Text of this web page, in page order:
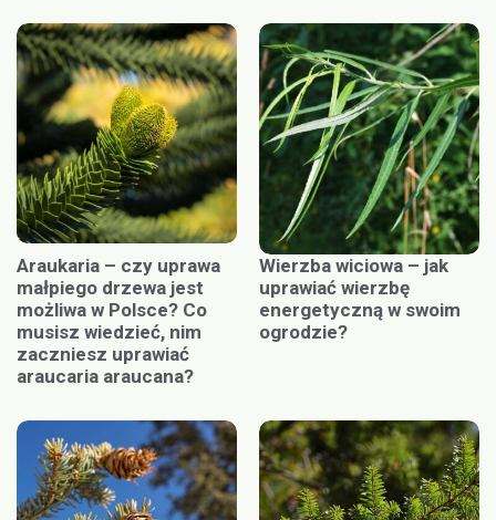
Araukaria – czy uprawa
małpiego drzewa jest
możliwa w Polsce? Co
musisz wiedzieć, nim
zaczniesz uprawiać
araucaria araucana?
Wierzba wiciowa – jak
uprawiać wierzbę
energetyczną w swoim
ogrodzie?